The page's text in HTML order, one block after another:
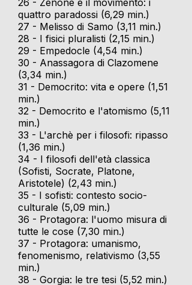
26 - Zenone e il movimento: i
quattro paradossi (6,29 min.)
27 - Melisso di Samo (3,11 min.)
28 - I fisici pluralisti (2,15 min.)
29 - Empedocle (4,54 min.)
30 - Anassagora di Clazomene
(3,34 min.)
31 - Democrito: vita e opere (1,51
min.)
32 - Democrito e l'atomismo (5,11
min.)
33 - L'archè per i filosofi: ripasso
(1,36 min.)
34 - I filosofi dell'età classica
(Sofisti, Socrate, Platone,
Aristotele) (2,43 min.)
35 - I sofisti: contesto socio-
culturale (5,09 min.)
36 - Protagora: l'uomo misura di
tutte le cose (7,30 min.)
37 - Protagora: umanismo,
fenomenismo, relativismo (3,55
min.)
38 - Gorgia: le tre tesi (5,52 min.)